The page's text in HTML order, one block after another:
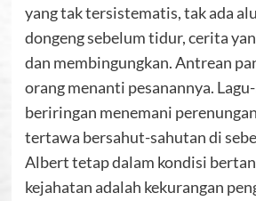
yang tak tersistematis, tak ada
dongeng sebelum tidur, cerita
dan membingungkan. Antrean
orang menanti pesanannya.
beriringan menemani
tertawa bersahut-sahutan di
Albert tetap dalam kondisi
kejahatan adalah kekurangan